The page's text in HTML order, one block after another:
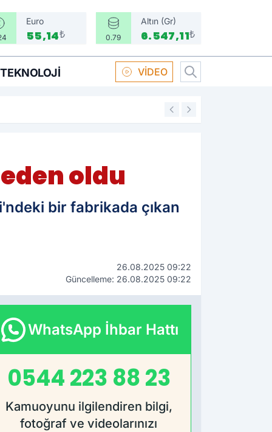
Euro
55,14₺ 0.79
Altın (Gr)
6.547,11₺
TEKNOLOJI VİDEO
16:58
oldu
bir fabrikada çıkan
26.08.2025 09:22
Güncelleme: 26.08.2025 09:22
WhatsApp İhbar Hattı
0544 223 88 23
Kamuoyunu ilgilendiren bilgi,
fotoğraf ve videolarınızı